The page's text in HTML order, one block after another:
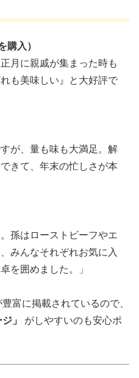
購入）
月に親戚が集まった時も
も美味しい』と大好評で
が、量も味も大満足。解
きて、年末の忙しさが本
孫はローストビーフやエ
みんなそれぞれお気に入
を囲めました。」
富に掲載されているので、
」
がしやすいのも安心ポ